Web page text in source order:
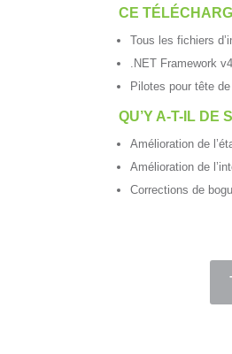
CE
Tous les fichiers
.NET Framework
Pilotes pour tête
QU’Y A-T-IL DE
Amélioration de
Amélioration de
Corrections de